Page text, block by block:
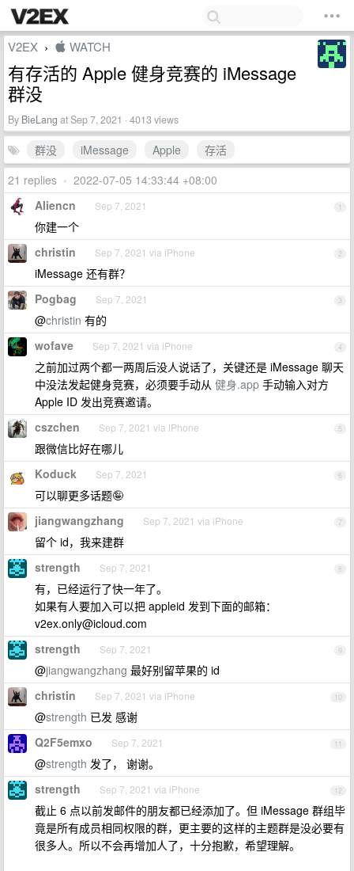
V2EX ›  WATCH
有存活的 Apple 健身竞赛的 iMessage
群没
By BieLang at Sep 7, 2021 · 4013 views
群没 iMessage Apple
存活
21 replies • 2022-07-05 14:33:44 +08:00
1
Aliencn Sep 7, 2021
你建一个
2
christin Sep 7, 2021 via iPhone
iMessage 还有群？
3
Pogbag Sep 7, 2021
@christin 有的
4
wofave Sep 7, 2021 via iPhone
之前加过两个都一两周后没人说话了，关键还是 iMessage 聊天
中没法发起健身竞赛，必须要手动从 健身.app 手动输入对方
Apple ID 发出竞赛邀请。
5
cszchen Sep 7, 2021 via iPhone
跟微信比好在哪儿
6
Koduck Sep 7, 2021
可以聊更多话题🤪
7
jiangwangzhang Sep 7, 2021 via iPhone
留个 id，我来建群
8
strength Sep 7, 2021
有，已经运行了快一年了。
如果有人要加入可以把 appleid 发到下面的邮箱：
v2ex.only@icloud.com
9
strength Sep 7, 2021
@jiangwangzhang 最好别留苹果的 id
10
christin Sep 7, 2021 via iPhone
@strength 已发 感谢
11
Q2F5emxo Sep 7, 2021
@strength 发了， 谢谢。
12
strength Sep 7, 2021 via iPhone
截止 6 点以前发邮件的朋友都已经添加了。但 iMessage 群组毕
竟是所有成员相同权限的群，更主要的这样的主题群是没必要有
很多人。所以不会再增加人了，十分抱歉，希望理解。